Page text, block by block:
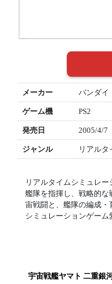
メーカー バンダイ
ゲーム機 PS2
発売日 2005/4/7
ジャンル リアル
リアルタイムシミュレ
艦隊を指揮し、戦略的
宙戦闘と、艦隊の編成・
シミュレーションゲーム
宇宙戦艦ヤマト 二重銀